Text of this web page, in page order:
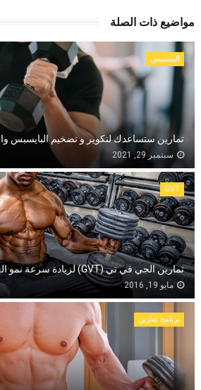
مواضيع ذات الصلة
البيسيبس
تمارين ستساعدك لتكوير و تضخيم البايسبس
سبتمبر 29, 2021
GVT
تمارين الجي في تي (GVT) لزيادة سرعة نمو العضلات
مايو 19, 2016
برنامج تمارين